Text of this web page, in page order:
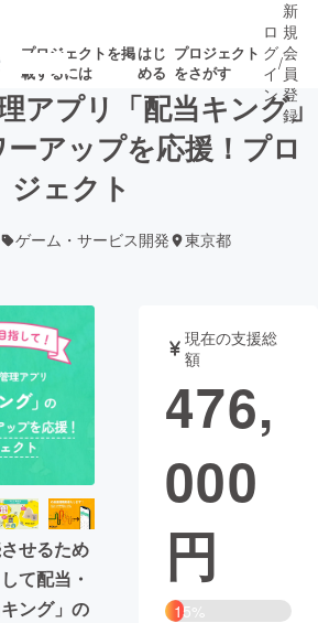
プロジェクトを掲
載するには
はじ
める
プロジェクト
をさがす
目の新着プロ募集終了が近いプ
ー・ガジェット
書籍・雑誌
チャレンジ
・地域活性化
Social Good
CAMPFIRE Creation
ロ
グ
イ
ン
/
新
規
会
員
登
録
アプリ「配当キング」
アップを応援！プロ
ジェクト
ゲーム・サービス開発 東京都
せるため
て配当・
ング」の
現在の支援総
額
476,
000
円
15%